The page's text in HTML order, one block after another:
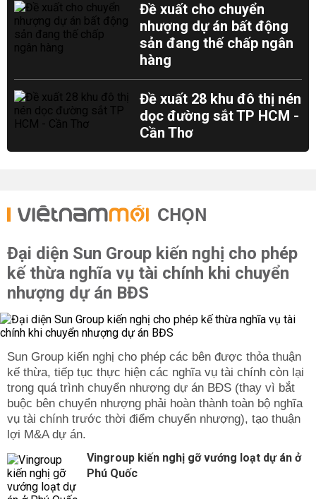
Đề xuất cho chuyển
nhượng dự án bất động
sản đang thế chấp ngân
hàng
Đề xuất 28 khu đô thị nén
dọc đường sắt TP HCM -
Cần Thơ
CHỌN
Đại diện Sun Group kiến nghị cho phép
kế thừa nghĩa vụ tài chính khi chuyển
nhượng dự án BĐS
Sun Group kiến nghị cho phép các bên được thỏa thuận
kế thừa, tiếp tục thực hiện các nghĩa vụ tài chính còn lại
trong quá trình chuyển nhượng dự án BĐS (thay vì bắt
buộc bên chuyển nhượng phải hoàn thành toàn bộ nghĩa
vụ tài chính trước thời điểm chuyển nhượng), tạo thuận
lợi M&A dự án.
Vingroup kiến nghị gỡ vướng loạt dự án ở
Phú Quốc